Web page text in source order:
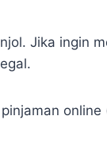
Jika ingin